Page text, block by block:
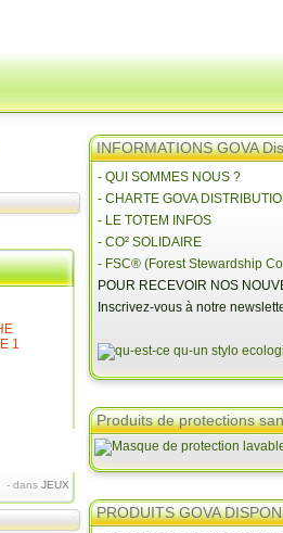
- dans JEUX
INFORMATIONS GOVA
- QUI SOMMES NOUS ?
- CHARTE GOVA
- LE TOTEM INFOS
- CO² SOLIDAIRE
- FSC® (Forest Stewardship
POUR RECEVOIR NOS
Inscrivez-vous à notre
Produits de protections
PRODUITS GOVA